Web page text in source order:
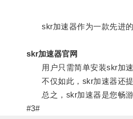
skr加速器作为一款先进的
skr加速器官网
用户只需简单安装skr加速
不仅如此，skr加速器还提
总之，skr加速器是您畅游
#3#